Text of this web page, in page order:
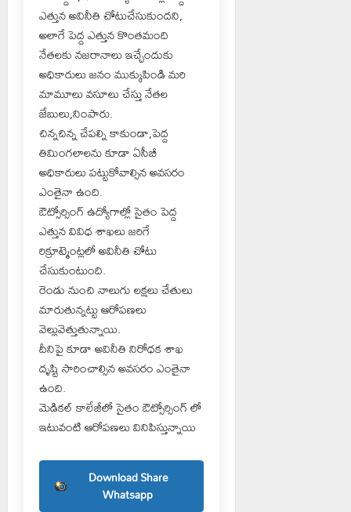
ఎత్తున అవినీతి చోటుచేసుకుందని,
అలాగే పెద్ద ఎత్తున కొంతమంది
నేతలకు నజరానాలు ఇచ్చేందుకు
అధికారులు జనం ముక్కుపిండి మరి
మామూలు వసూలు చేస్తు నేతల
జేబులు,నింపారు.
చిన్నచిన్న చేపల్ని కాకుండా,పెద్ద
తిమింగలాలను కూడా ఏసీబీ
అధికారులు పట్టుకోవాల్సిన అవసరం
ఎంతైనా ఉంది.
ఔట్సోర్సింగ్ ఉద్యోగాల్లో సైతం పెద్ద
ఎత్తున వివిధ శాఖలు జరిగే
రిక్రూట్మెంట్లలో అవినీతి చోటు
చేసుకుంటుంది.
రెండు నుంచి నాలుగు లక్షలు చేతులు
మారుతున్నట్టు ఆరోపణలు
వెల్లువెత్తుతున్నాయి.
దీనిపై కూడా అవినీతి నిరోధక శాఖ
దృష్టి సారించాల్సిన అవసరం ఎంతైనా
ఉంది.
మెడికల్ కాలేజీలో సైతం ఔట్సోర్సింగ్ లో
ఇటువంటి ఆరోపణలు వినిపిస్తున్నాయి
Download Share
Whatsapp